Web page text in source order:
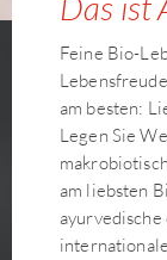
Feine Bio-
am besten:
Legen Sie
am liebsten